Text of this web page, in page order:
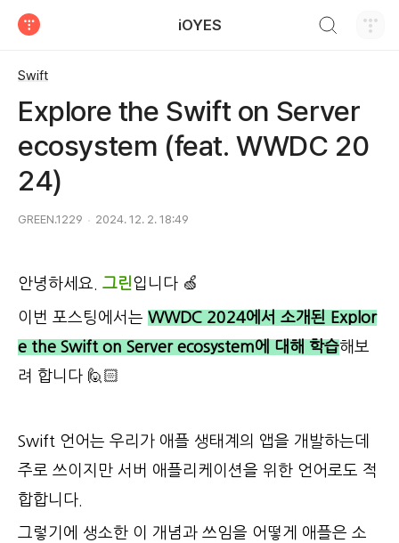
iOYES
Swift
Explore the Swift on Server
ecosystem (feat. WWDC 20
24)
GREEN.1229 2024. 12. 2. 18:49
안녕하세요. 그린입니다 🍏
이번 포스팅에서는 WWDC 2024에서 소개된 Explor
e the Swift on Server ecosystem에 대해 학습해보
려 합니다 🙋🏻
Swift 언어는 우리가 애플 생태계의 앱을 개발하는데
주로 쓰이지만 서버 애플리케이션을 위한 언어로도 적
합합니다.
그렇기에 생소한 이 개념과 쓰임을 어떻게 애플은 소